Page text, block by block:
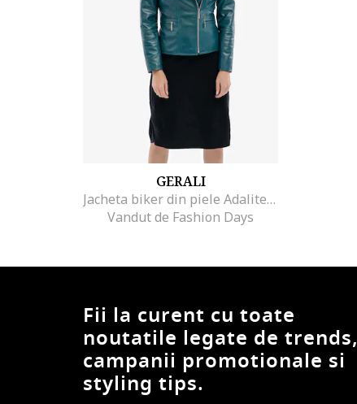
GERALI
Jacheta biker din piele Adalite, Albastru petrol
Vandut de Fashion Days
Fii la curent cu toate
noutatile legate de trends,
campanii promotionale si
styling tips.